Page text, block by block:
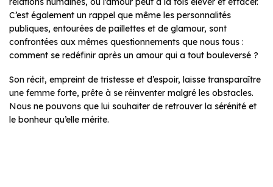
C’est également un rappel que même les personnalités
publiques, entourées de paillettes et de glamour, sont
confrontées aux mêmes questionnements que nous tous :
comment se redéfinir après un amour qui a tout bouleversé ?
Son récit, empreint de tristesse et d’espoir, laisse transparaître
une femme forte, prête à se réinventer malgré les obstacles.
Nous ne pouvons que lui souhaiter de retrouver la sérénité et
le bonheur qu’elle mérite.